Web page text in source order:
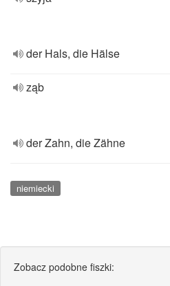
der Hals, die Hälse
ząb
der Zahn, die Zähne
niemiecki
Zobacz podobne fiszki: